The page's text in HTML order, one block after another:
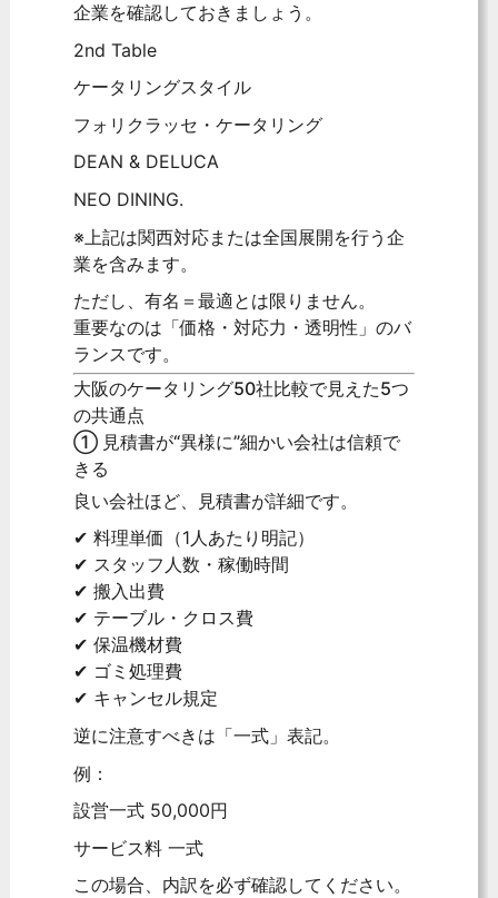
企業を確認しておきましょう。
2nd Table
ケータリングスタイル
フォリクラッセ・ケータリング
DEAN & DELUCA
NEO DINING.
※上記は関西対応または全国展開を行う企
業を含みます。
ただし、有名＝最適とは限りません。
重要なのは「価格・対応力・透明性」のバ
ランスです。
大阪のケータリング50社比較で見えた5つ
の共通点
① 見積書が“異様に”細かい会社は信頼で
きる
良い会社ほど、見積書が詳細です。
✔ 料理単価（1人あたり明記）
✔ スタッフ人数・稼働時間
✔ 搬入出費
✔ テーブル・クロス費
✔ 保温機材費
✔ ゴミ処理費
✔ キャンセル規定
逆に注意すべきは「一式」表記。
例：
設営一式 50,000円
サービス料 一式
この場合、内訳を必ず確認してください。